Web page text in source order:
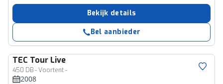
Bekijk details
Bel aanbieder
TEC Tour Live
450 DB - Voortent -
2008